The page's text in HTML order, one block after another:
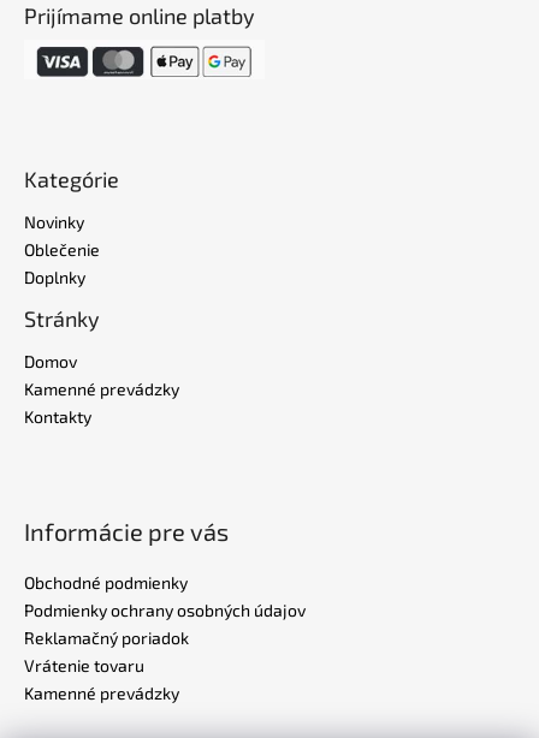
Prijímame online platby
Kategórie
Novinky
Oblečenie
Doplnky
Stránky
Domov
Kamenné prevádzky
Kontakty
Informácie pre vás
Obchodné podmienky
Podmienky ochrany osobných údajov
Reklamačný poriadok
Vrátenie tovaru
Kamenné prevádzky